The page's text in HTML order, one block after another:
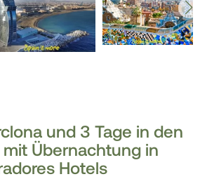
und 3 Tage in den
mit Übernachtung in
Hotels